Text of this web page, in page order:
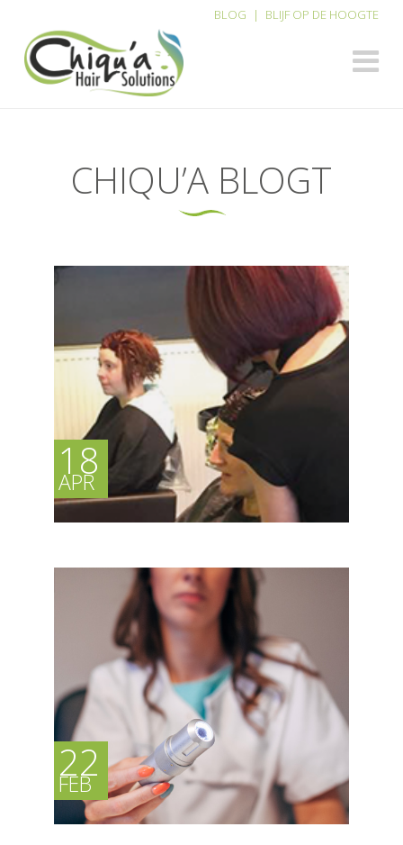
BLOG | BLIJF OP DE HOOGTE
CHIQU’A BLOGT
KLEURTECHNIEKEN ME...
18
APR
Zondag? Leerdag! Gisteren volgden we een
opleiding...
22
FEB